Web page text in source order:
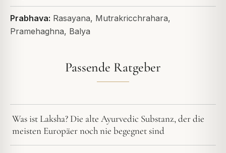
Prabhava: Rasayana, Mutrakricchrahara,
Pramehaghna, Balya
Passende Ratgeber
Was ist Laksha? Die alte Ayurvedic Substanz, der die
meisten Europäer noch nie begegnet sind